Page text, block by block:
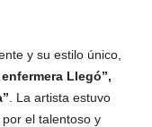
y su estilo único,
enfermera Llegó”,
. La artista estuvo
el talentoso y